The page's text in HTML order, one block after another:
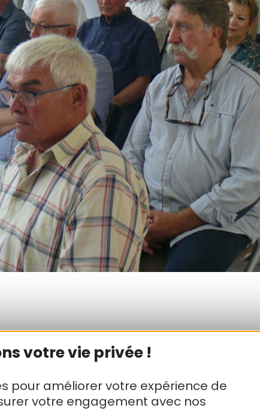
votre vie privée !
pour améliorer votre expérience de
votre engagement avec nos